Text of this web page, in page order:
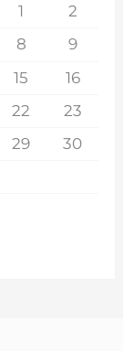
1
2
8
9
15
16
22
23
29
30